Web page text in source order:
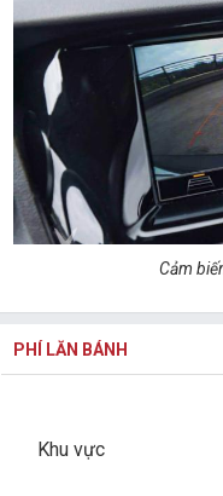
Cảm
PHÍ LĂN BÁNH
Khu vực